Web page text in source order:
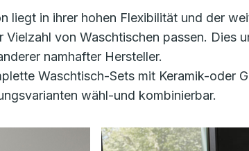
in ihrer hohen Flexibilität und der
von Waschtischen passen. Dies
namhafter Hersteller.
Waschtisch-Sets mit Keramik-oder
wähl-und kombinierbar.